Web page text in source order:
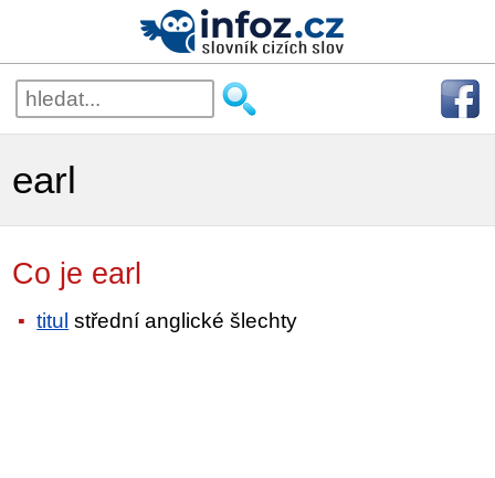
earl
Co je earl
titul střední anglické šlechty